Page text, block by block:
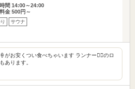
間 14:00～24:00
金 500円～
サウナ
がお安くつい食べちゃいます ランナー🏃‍♀️のロ
あります。